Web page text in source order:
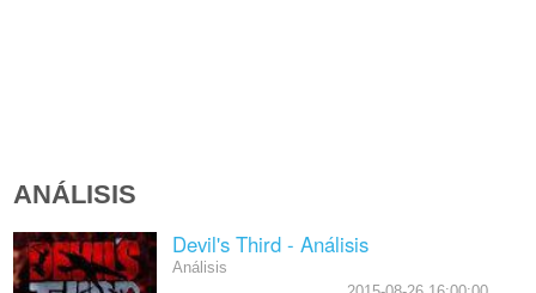
ANÁLISIS
Devil's Third - Análisis
Análisis